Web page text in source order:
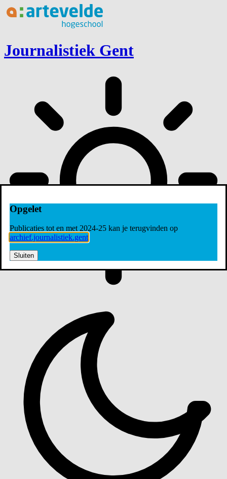
Ga naar inhoud
Journalistiek Gent
Opgelet
Publicaties tot en met 2024-25 kan je terugvinden op
archief.journalistiek.gent
Sluiten